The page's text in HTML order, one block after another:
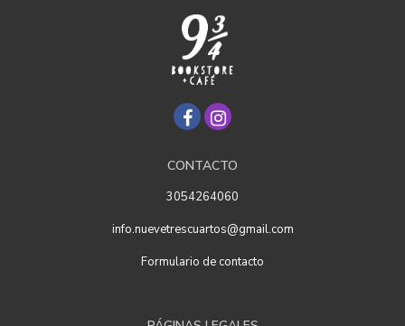
CONTACTO
3054264060
info.nuevetrescuartos@gmail.com
Formulario de contacto